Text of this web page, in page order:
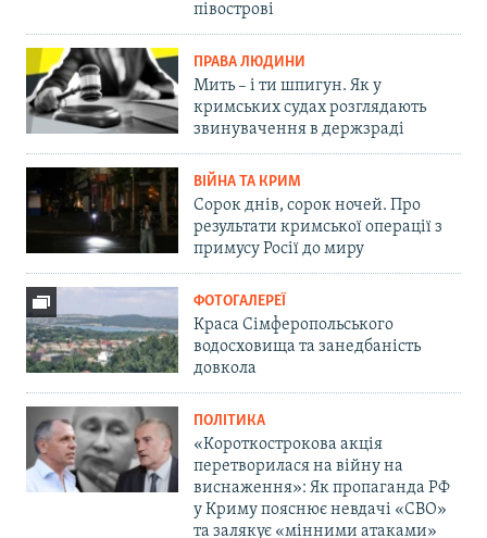
півострові
ПРАВА ЛЮДИНИ
Мить – і ти шпигун. Як у
кримських судах розглядають
звинувачення в держзраді
ВІЙНА ТА КРИМ
Сорок днів, сорок ночей. Про
результати кримської операції з
примусу Росії до миру
ФОТОГАЛЕРЕЇ
Краса Сімферопольського
водосховища та занедбаність
довкола
ПОЛІТИКА
«Короткострокова акція
перетворилася на війну на
виснаження»: Як пропаганда РФ
у Криму пояснює невдачі «СВО»
та залякує «мінними атаками»